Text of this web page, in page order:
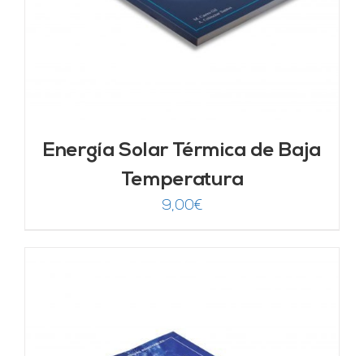
Energía Solar Térmica de Baja
Temperatura
9,00€